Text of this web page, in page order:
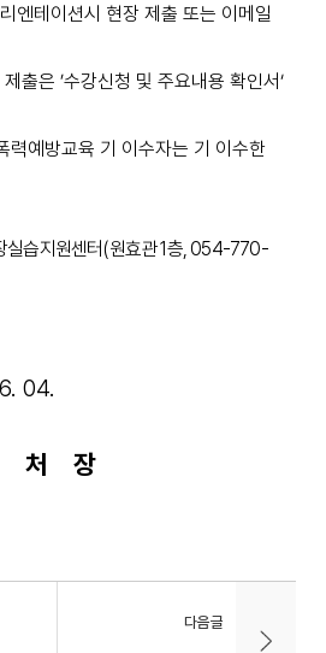
엔테이션시 현장 제출 또는 이메일
제출은 ’수강신청 및 주요내용 확인서‘
력예방교육 기 이수자는 기 이수한
실습지원센터(원효관1층, 054-770-
처 장
다음글